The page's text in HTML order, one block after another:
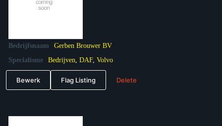
Bedrijfsnaam
Gerben Brouwer BV
Specialisme
Bedrijven DAF, Volvo
Bewerk Flag Listing Delete